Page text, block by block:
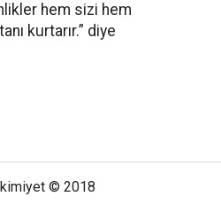
hem sizi hem
kurtarır.” diye
© 2018